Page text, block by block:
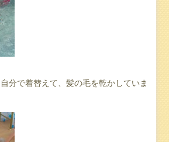
分で着替えて、髪の毛を乾かしていま